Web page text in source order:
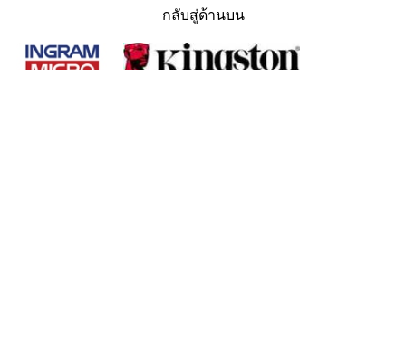
กลับสู่ด้านบน